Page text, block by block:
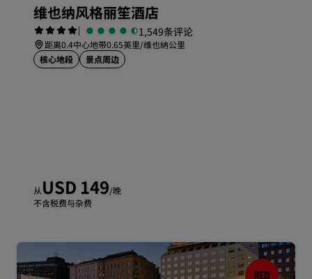
维也纳风格丽笙酒店
| 1,549条评论
距离0.4中心地带0.65英里/维也纳公里
核心地段
景点周边
从 USD 149/晚
不含税费与杂费